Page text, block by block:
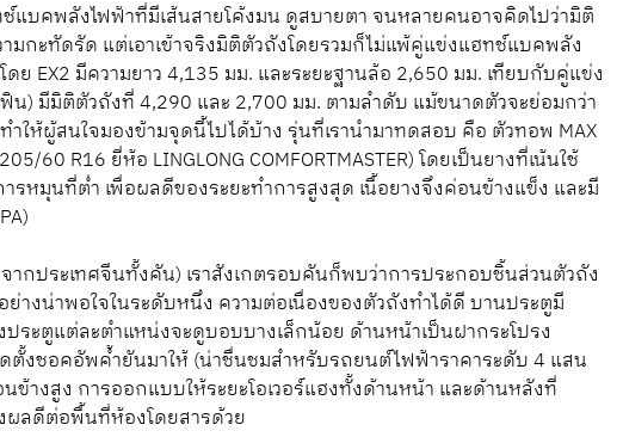
ช์แบคพลังไฟฟ้าที่มีเส้นสายโค้งมน ดูสบายตา จนหลายคนอาจคิดไปว่ามิติ
กะทัดรัด แต่เอาเข้าจริงมิติตัวถังโดยรวมก็ไม่แพ้คู่แข่งแฮทช์แบคพลัง
ดย EX2 มีความยาว 4,135 มม. และระยะฐานล้อ 2,650 มม. เทียบกับคู่แข่ง
ฟิน) มีมิติตัวถังที่ 4,290 และ 2,700 มม. ตามลำดับ แม้ขนาดตัวจะย่อมกว่า
ให้ผู้สนใจมองข้ามจุดนี้ไปได้บ้าง รุ่นที่เรานำมาทดสอบ คือ ตัวทอพ MAX
60 R16 ยี่ห้อ LINGLONG COMFORTMASTER) โดยเป็นยางที่เน้นใช้
หมุนที่ต่ำ เพื่อผลดีของระยะทำการสูงสุด เนื้อยางจึงค่อนข้างแข็ง และมี
จากประเทศจีนทั้งคัน) เราสังเกตรอบคันก็พบว่าการประกอบชิ้นส่วนตัวถัง
ย่างน่าพอใจในระดับหนึ่ง ความต่อเนื่องของตัวถังทำได้ดี บานประตูมี
ระตูแต่ละตำแหน่งจะดูบอบบางเล็กน้อย ด้านหน้าเป็นฝากระโปรง
ตั้งชอคอัพค้ำยันมาให้ (น่าชื่นชมสำหรับรถยนต์ไฟฟ้าราคาระดับ 4 แสน
ข้างสูง การออกแบบให้ระยะโอเวอร์แฮงทั้งด้านหน้า และด้านหลังที่
ผลดีต่อพื้นที่ห้องโดยสารด้วย